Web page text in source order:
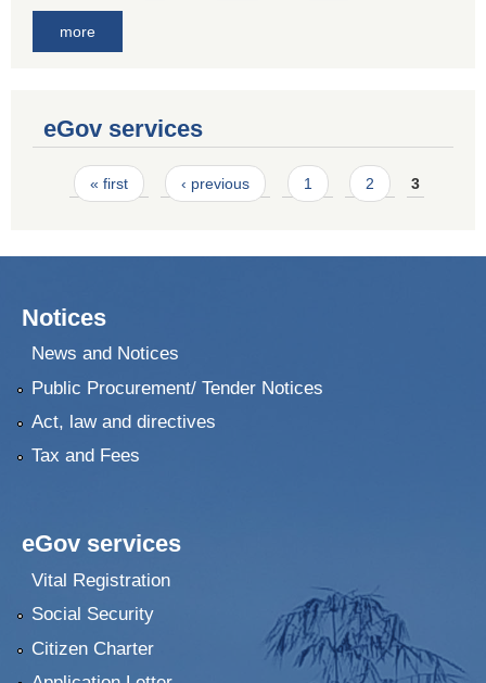
more
eGov services
Pages
« first ‹ previous 1 2 3
Notices
News and Notices
Public Procurement/ Tender Notices
Act, law and directives
Tax and Fees
eGov services
Vital Registration
Social Security
Citizen Charter